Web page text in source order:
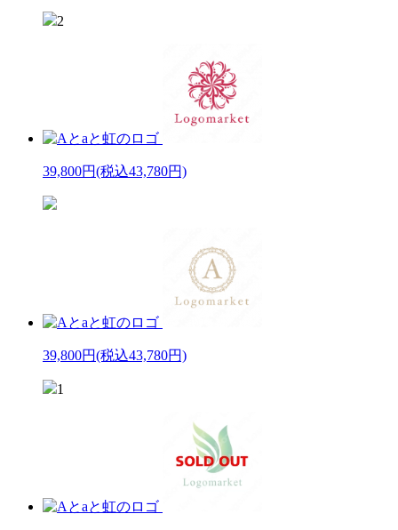
2
39,800円(税込43,780円)
39,800円(税込43,780円)
1